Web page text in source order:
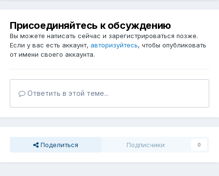
Присоединяйтесь к обсуждению
Вы можете написать сейчас и зарегистрироваться позже.
Если у вас есть аккаунт, авторизуйтесь, чтобы опубликовать
от имени своего аккаунта.
Ответить в этой теме...
Поделиться Подписчики 0